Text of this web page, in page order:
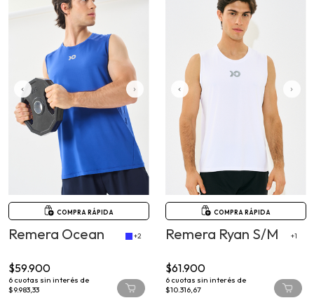
COMPRA RÁPIDA
Remera Ocean +2
$59.900
6 cuotas sin interés de
$9.983,33
COMPRA RÁPIDA
Remera Ryan S/M +1
$61.900
6 cuotas sin interés de
$10.316,67